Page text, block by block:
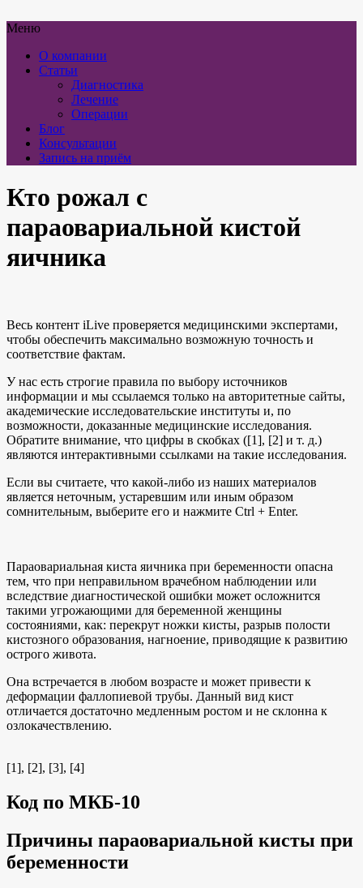
Меню
О компании
Статьи
Диагностика
Лечение
Операции
Блог
Консультации
Запись на приём
Кто рожал с
параовариальной кистой
яичника
Весь контент iLive проверяется медицинскими экспертами,
чтобы обеспечить максимально возможную точность и
соответствие фактам.
У нас есть строгие правила по выбору источников
информации и мы ссылаемся только на авторитетные сайты,
академические исследовательские институты и, по
возможности, доказанные медицинские исследования.
Обратите внимание, что цифры в скобках ([1], [2] и т. д.)
являются интерактивными ссылками на такие исследования.
Если вы считаете, что какой-либо из наших материалов
является неточным, устаревшим или иным образом
сомнительным, выберите его и нажмите Ctrl + Enter.
Параовариальная киста яичника при беременности опасна
тем, что при неправильном врачебном наблюдении или
вследствие диагностической ошибки может осложнится
такими угрожающими для беременной женщины
состояниями, как: перекрут ножки кисты, разрыв полости
кистозного образования, нагноение, приводящие к развитию
острого живота.
Она встречается в любом возрасте и может привести к
деформации фаллопиевой трубы. Данный вид кист
отличается достаточно медленным ростом и не склонна к
озлокачествлению.
[1], [2], [3], [4]
Код по МКБ-10
Причины параовариальной кисты при
беременности